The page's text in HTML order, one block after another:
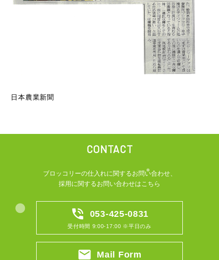
日本農業新聞
CONTACT
ブロッコリーの仕入れに関するお問い合わせ、
採用に関するお問い合わせはこちら
phone_in_talk 053-425-0831
受付時間 9:00-17:00 ※平日のみ
email Mail Form